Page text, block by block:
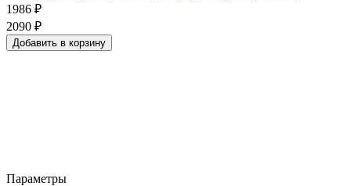
1986 ₽
2090 ₽
Добавить в корзину
Параметры